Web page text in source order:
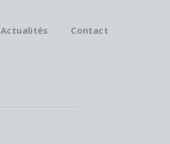
Actualités Contact